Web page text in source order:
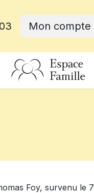
Mon compte
Foy, survenu le 7